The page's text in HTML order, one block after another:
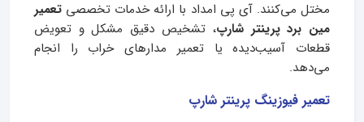
مختل می‌کنند. آی‌ پی امداد با ارائه خدمات تخصصی تعمیر
مین برد پرینتر شارپ، تشخیص دقیق مشکل و تعویض
قطعات آسیب‌دیده یا تعمیر مدارهای خراب را انجام
می‌دهد.
تعمیر فیوزینگ پرینتر شارپ